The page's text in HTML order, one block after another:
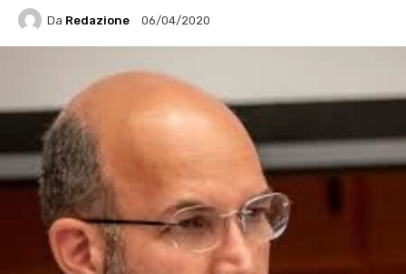
Da Redazione 06/04/2020